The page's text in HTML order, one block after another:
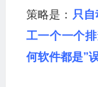
策略是： 只
工一个一个
何软件都是”